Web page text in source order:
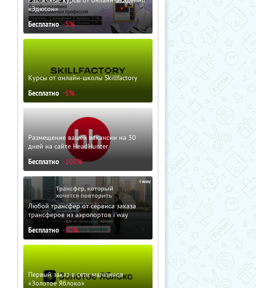
«Эдюсон»
Бесплатно -5%
Курсы от онлайн-школы Skillfactory
Бесплатно -5%
Размещение вашей вакансии на 30
дней на сайте HeadHunter
Бесплатно -100%
Любой трансфер от сервиса заказа
трансферов из аэропортов i'way
Бесплатно -10%
Первый заказ в сети магазинов
«Золотое Яблоко»